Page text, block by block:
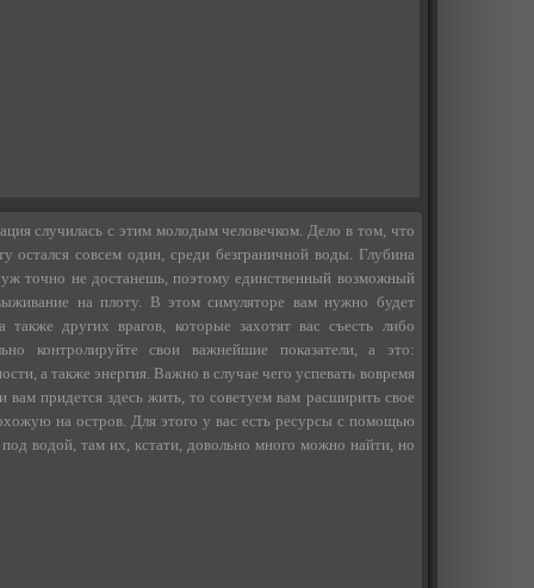
случилась с этим молодым человечком. Дело в том, что
остался совсем один, среди безграничной воды. Глубина
точно не достанешь, поэтому единственный возможный
на плоту. В этом симуляторе вам нужно будет
также других врагов, которые захотят вас съесть либо
контролируйте свои важнейшие показатели, а это:
а также энергия. Важно в случае чего успевать вовремя
придется здесь жить, то советуем вам расширить свое
на остров. Для этого у вас есть ресурсы с помощью
водой, там их, кстати, довольно много можно найти, но